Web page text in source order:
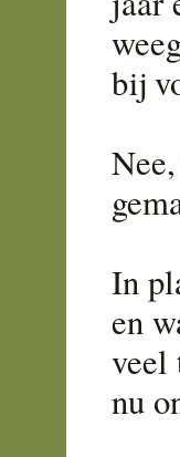
bij
In
en
veel
nu